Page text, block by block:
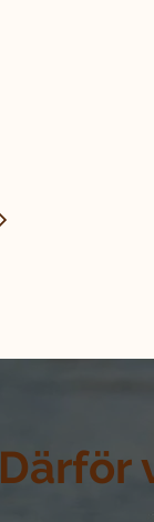
Därför